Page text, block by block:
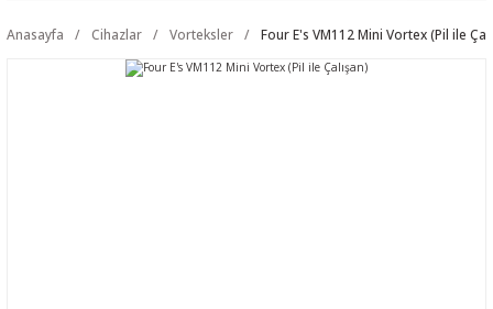
Anasayfa Cihazlar Vorteksler Four E's VM112 Mini Vortex (Pil ile